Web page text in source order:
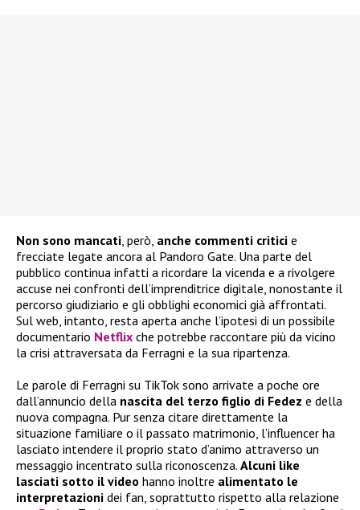
Non sono mancati , però, anche commenti critici e
frecciate legate ancora al Pandoro Gate. Una parte del
pubblico continua infatti a ricordare la vicenda e a rivolgere
accuse nei confronti dell’imprenditrice digitale, nonostante il
percorso giudiziario e gli obblighi economici già affrontati.
Sul web, intanto, resta aperta anche l’ipotesi di un possibile
documentario Netflix che potrebbe raccontare più da vicino
la crisi attraversata da Ferragni e la sua ripartenza.
Le parole di Ferragni su TikTok sono arrivate a poche ore
dall’annuncio della nascita del terzo figlio di Fedez e della
nuova compagna. Pur senza citare direttamente la
situazione familiare o il passato matrimonio, l’influencer ha
lasciato intendere il proprio stato d’animo attraverso un
messaggio incentrato sulla riconoscenza. Alcuni like
lasciati sotto il video hanno inoltre alimentato le
interpretazioni dei fan, soprattutto rispetto alla relazione